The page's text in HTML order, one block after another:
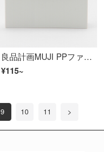
良品計画MUJI PPファイルボックス用セパレートボックス原色
¥115~
9 10 11 >